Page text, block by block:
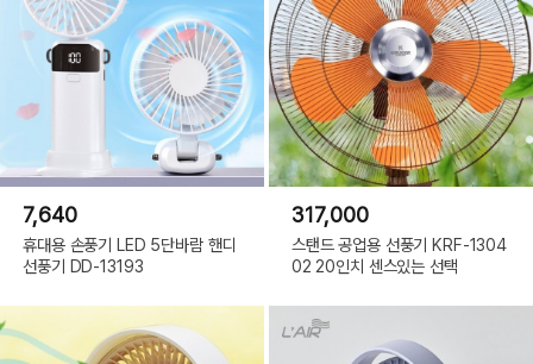
7,640
휴대용 손풍기 LED 5단바람 핸디
선풍기 DD-13193
317,000
스탠드 공업용 선풍기 KRF-1304
02 20인치 센스있는 선택